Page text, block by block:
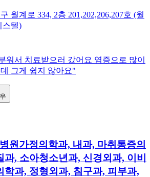
월계로 334, 2층 201,202,206,207호 (월
스텔)
워서 치료받으러 갔어요 염증으로 많이
그게 쉽지 않아요"
원 가정의학과, 내과, 마취통증의
과, 소아청소년과, 신경외과, 이비
학과, 정형외과, 침구과, 피부과,